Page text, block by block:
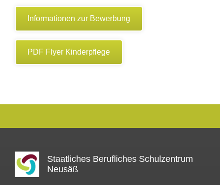
Informationen zur Bewerbung
PDF Flyer Kinderpflege
Staatliches Berufliches Schulzentrum
Neusäß